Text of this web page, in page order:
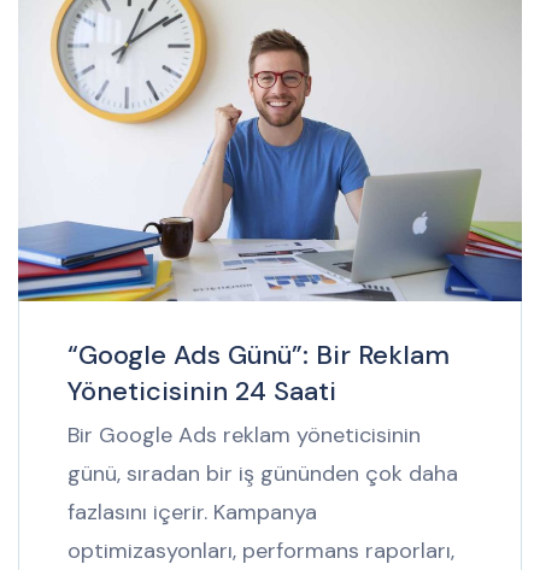
“Google Ads Günü”: Bir Reklam
Yöneticisinin 24 Saati
Bir Google Ads reklam yöneticisinin
günü, sıradan bir iş gününden çok daha
fazlasını içerir. Kampanya
optimizasyonları, performans raporları,